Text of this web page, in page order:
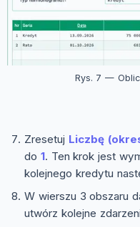
Rys. 7 —
Zresetuj Liczbę
do 1. Ten krok jest
kolejnego kredytu
W wierszu 3 obszaru
utwórz kolejne